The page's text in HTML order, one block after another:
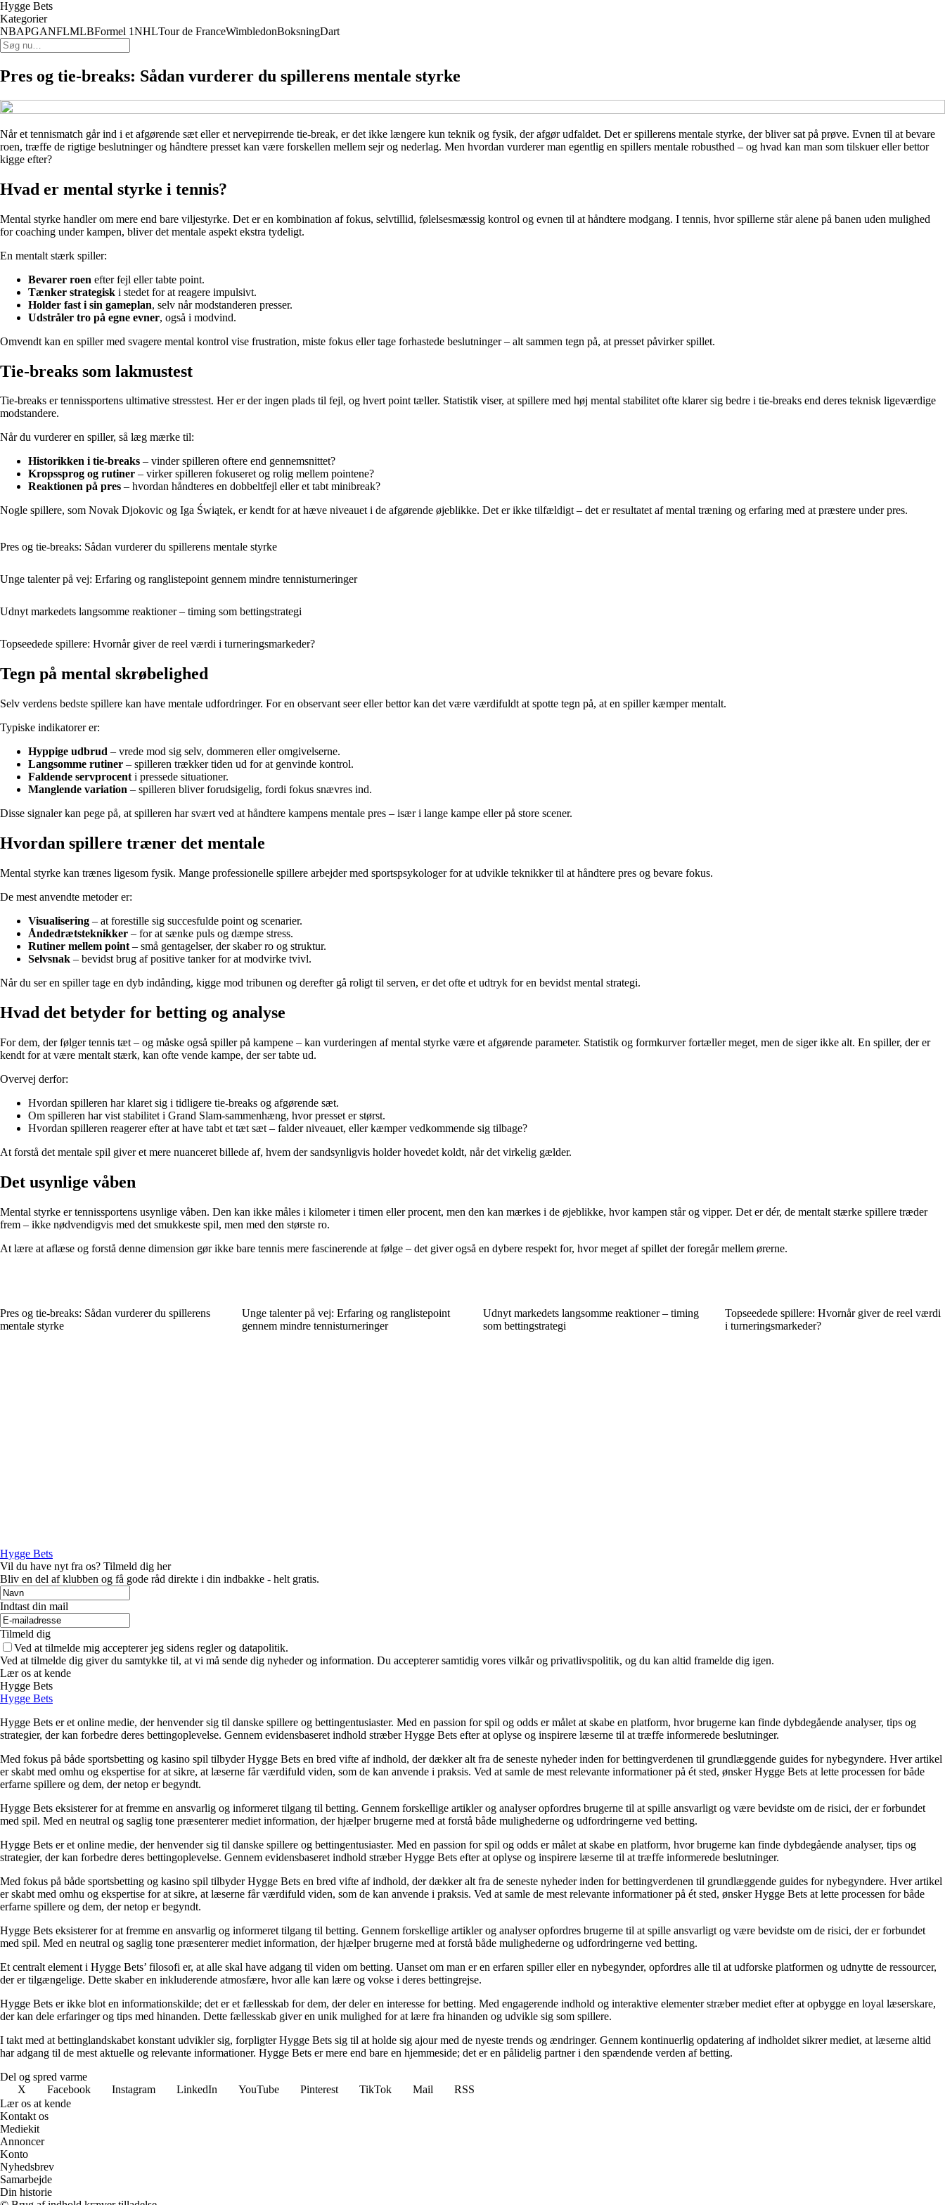
Hygge Bets
Kategorier
NBAPGANFLMLBFormel 1NHLTour de FranceWimbledonBoksningDart
Pres og tie-breaks: Sådan vurderer du spillerens mentale styrke
Når et tennismatch går ind i et afgørende sæt eller et nervepirrende tie-break, er det ikke længere kun teknik og fysik, der afgør udfaldet. Det er spillerens mentale styrke, der bliver sat på prøve. Evnen til at bevare
roen, træffe de rigtige beslutninger og håndtere presset kan være forskellen mellem sejr og nederlag. Men hvordan vurderer man egentlig en spillers mentale robusthed – og hvad kan man som tilskuer eller bettor
kigge efter?
Hvad er mental styrke i tennis?
Mental styrke handler om mere end bare viljestyrke. Det er en kombination af fokus, selvtillid, følelsesmæssig kontrol og evnen til at håndtere modgang. I tennis, hvor spillerne står alene på banen uden mulighed
for coaching under kampen, bliver det mentale aspekt ekstra tydeligt.
En mentalt stærk spiller:
Bevarer roen efter fejl eller tabte point.
Tænker strategisk i stedet for at reagere impulsivt.
Holder fast i sin gameplan, selv når modstanderen presser.
Udstråler tro på egne evner, også i modvind.
Omvendt kan en spiller med svagere mental kontrol vise frustration, miste fokus eller tage forhastede beslutninger – alt sammen tegn på, at presset påvirker spillet.
Tie-breaks som lakmustest
Tie-breaks er tennissportens ultimative stresstest. Her er der ingen plads til fejl, og hvert point tæller. Statistik viser, at spillere med høj mental stabilitet ofte klarer sig bedre i tie-breaks end deres teknisk ligeværdige
modstandere.
Når du vurderer en spiller, så læg mærke til:
Historikken i tie-breaks – vinder spilleren oftere end gennemsnittet?
Kropssprog og rutiner – virker spilleren fokuseret og rolig mellem pointene?
Reaktionen på pres – hvordan håndteres en dobbeltfejl eller et tabt minibreak?
Nogle spillere, som Novak Djokovic og Iga Świątek, er kendt for at hæve niveauet i de afgørende øjeblikke. Det er ikke tilfældigt – det er resultatet af mental træning og erfaring med at præstere under pres.
Pres og tie-breaks: Sådan vurderer du spillerens mentale styrke
Unge talenter på vej: Erfaring og ranglistepoint gennem mindre tennisturneringer
Udnyt markedets langsomme reaktioner – timing som bettingstrategi
Topseedede spillere: Hvornår giver de reel værdi i turneringsmarkeder?
Tegn på mental skrøbelighed
Selv verdens bedste spillere kan have mentale udfordringer. For en observant seer eller bettor kan det være værdifuldt at spotte tegn på, at en spiller kæmper mentalt.
Typiske indikatorer er:
Hyppige udbrud – vrede mod sig selv, dommeren eller omgivelserne.
Langsomme rutiner – spilleren trækker tiden ud for at genvinde kontrol.
Faldende servprocent i pressede situationer.
Manglende variation – spilleren bliver forudsigelig, fordi fokus snævres ind.
Disse signaler kan pege på, at spilleren har svært ved at håndtere kampens mentale pres – især i lange kampe eller på store scener.
Hvordan spillere træner det mentale
Mental styrke kan trænes ligesom fysik. Mange professionelle spillere arbejder med sportspsykologer for at udvikle teknikker til at håndtere pres og bevare fokus.
De mest anvendte metoder er:
Visualisering – at forestille sig succesfulde point og scenarier.
Åndedrætsteknikker – for at sænke puls og dæmpe stress.
Rutiner mellem point – små gentagelser, der skaber ro og struktur.
Selvsnak – bevidst brug af positive tanker for at modvirke tvivl.
Når du ser en spiller tage en dyb indånding, kigge mod tribunen og derefter gå roligt til serven, er det ofte et udtryk for en bevidst mental strategi.
Hvad det betyder for betting og analyse
For dem, der følger tennis tæt – og måske også spiller på kampene – kan vurderingen af mental styrke være et afgørende parameter. Statistik og formkurver fortæller meget, men de siger ikke alt. En spiller, der er
kendt for at være mentalt stærk, kan ofte vende kampe, der ser tabte ud.
Overvej derfor:
Hvordan spilleren har klaret sig i tidligere tie-breaks og afgørende sæt.
Om spilleren har vist stabilitet i Grand Slam-sammenhæng, hvor presset er størst.
Hvordan spilleren reagerer efter at have tabt et tæt sæt – falder niveauet, eller kæmper vedkommende sig tilbage?
At forstå det mentale spil giver et mere nuanceret billede af, hvem der sandsynligvis holder hovedet koldt, når det virkelig gælder.
Det usynlige våben
Mental styrke er tennissportens usynlige våben. Den kan ikke måles i kilometer i timen eller procent, men den kan mærkes i de øjeblikke, hvor kampen står og vipper. Det er dér, de mentalt stærke spillere træder
frem – ikke nødvendigvis med det smukkeste spil, men med den største ro.
At lære at aflæse og forstå denne dimension gør ikke bare tennis mere fascinerende at følge – det giver også en dybere respekt for, hvor meget af spillet der foregår mellem ørerne.
Pres og tie-breaks: Sådan vurderer du spillerens
mentale styrke
Unge talenter på vej: Erfaring og ranglistepoint
gennem mindre tennisturneringer
Udnyt markedets langsomme reaktioner – timing
som bettingstrategi
Topseedede spillere: Hvornår giver de reel værdi
i turneringsmarkeder?
Hygge Bets
Vil du have nyt fra os? Tilmeld dig her
Bliv en del af klubben og få gode råd direkte i din indbakke - helt gratis.
Indtast din mail
Tilmeld dig
Ved at tilmelde mig accepterer jeg sidens regler og datapolitik.
Ved at tilmelde dig giver du samtykke til, at vi må sende dig nyheder og information. Du accepterer samtidig vores vilkår og privatlivspolitik, og du kan altid framelde dig igen.
Lær os at kende
Hygge Bets
Hygge Bets
Hygge Bets er et online medie, der henvender sig til danske spillere og bettingentusiaster. Med en passion for spil og odds er målet at skabe en platform, hvor brugerne kan finde dybdegående analyser, tips og
strategier, der kan forbedre deres bettingoplevelse. Gennem evidensbaseret indhold stræber Hygge Bets efter at oplyse og inspirere læserne til at træffe informerede beslutninger.
Med fokus på både sportsbetting og kasino spil tilbyder Hygge Bets en bred vifte af indhold, der dækker alt fra de seneste nyheder inden for bettingverdenen til grundlæggende guides for nybegyndere. Hver artikel
er skabt med omhu og ekspertise for at sikre, at læserne får værdifuld viden, som de kan anvende i praksis. Ved at samle de mest relevante informationer på ét sted, ønsker Hygge Bets at lette processen for både
erfarne spillere og dem, der netop er begyndt.
Hygge Bets eksisterer for at fremme en ansvarlig og informeret tilgang til betting. Gennem forskellige artikler og analyser opfordres brugerne til at spille ansvarligt og være bevidste om de risici, der er forbundet
med spil. Med en neutral og saglig tone præsenterer mediet information, der hjælper brugerne med at forstå både mulighederne og udfordringerne ved betting.
Hygge Bets er et online medie, der henvender sig til danske spillere og bettingentusiaster. Med en passion for spil og odds er målet at skabe en platform, hvor brugerne kan finde dybdegående analyser, tips og
strategier, der kan forbedre deres bettingoplevelse. Gennem evidensbaseret indhold stræber Hygge Bets efter at oplyse og inspirere læserne til at træffe informerede beslutninger.
Med fokus på både sportsbetting og kasino spil tilbyder Hygge Bets en bred vifte af indhold, der dækker alt fra de seneste nyheder inden for bettingverdenen til grundlæggende guides for nybegyndere. Hver artikel
er skabt med omhu og ekspertise for at sikre, at læserne får værdifuld viden, som de kan anvende i praksis. Ved at samle de mest relevante informationer på ét sted, ønsker Hygge Bets at lette processen for både
erfarne spillere og dem, der netop er begyndt.
Hygge Bets eksisterer for at fremme en ansvarlig og informeret tilgang til betting. Gennem forskellige artikler og analyser opfordres brugerne til at spille ansvarligt og være bevidste om de risici, der er forbundet
med spil. Med en neutral og saglig tone præsenterer mediet information, der hjælper brugerne med at forstå både mulighederne og udfordringerne ved betting.
Et centralt element i Hygge Bets’ filosofi er, at alle skal have adgang til viden om betting. Uanset om man er en erfaren spiller eller en nybegynder, opfordres alle til at udforske platformen og udnytte de ressourcer,
der er tilgængelige. Dette skaber en inkluderende atmosfære, hvor alle kan lære og vokse i deres bettingrejse.
Hygge Bets er ikke blot en informationskilde; det er et fællesskab for dem, der deler en interesse for betting. Med engagerende indhold og interaktive elementer stræber mediet efter at opbygge en loyal læserskare,
der kan dele erfaringer og tips med hinanden. Dette fællesskab giver en unik mulighed for at lære fra hinanden og udvikle sig som spillere.
I takt med at bettinglandskabet konstant udvikler sig, forpligter Hygge Bets sig til at holde sig ajour med de nyeste trends og ændringer. Gennem kontinuerlig opdatering af indholdet sikrer mediet, at læserne altid
har adgang til de mest aktuelle og relevante informationer. Hygge Bets er mere end bare en hjemmeside; det er en pålidelig partner i den spændende verden af betting.
Del og spred varme
X
Facebook Instagram LinkedIn YouTube Pinterest TikTok Mail
RSS
Lær os at kende
Kontakt os
Mediekit
Annoncer
Konto
Nyhedsbrev
Samarbejde
Din historie